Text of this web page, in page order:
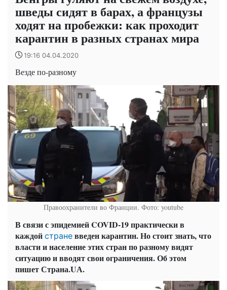
шведы сидят в барах, а французы
ходят на пробежки: как проходит
карантин в разных странах мира
19:16 04.04.2020
Везде по-разному
Правоохранители во Франции. Фото: youtube
В связи с эпидемией COVID-19 практически в
каждой стране введен карантин. Но стоит знать, что
власти и население этих стран по разному видят
ситуацию и вводят свои ограничения. Об этом
пишет Страна.UА.